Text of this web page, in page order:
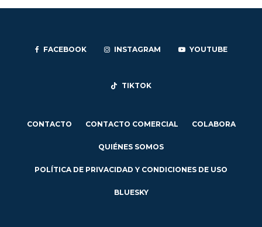
FACEBOOK INSTAGRAM YOUTUBE
TIKTOK
CONTACTO CONTACTO COMERCIAL COLABORA
QUIÉNES SOMOS
POLÍTICA DE PRIVACIDAD Y CONDICIONES DE USO
BLUESKY